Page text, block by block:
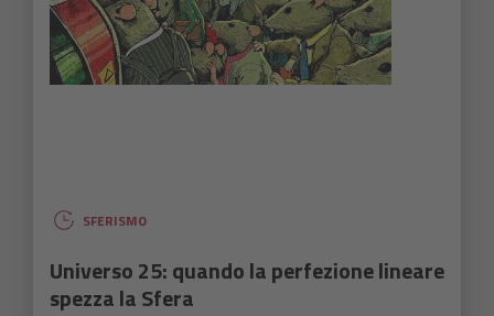
SFERISMO
Universo 25: quando la perfezione lineare
spezza la Sfera